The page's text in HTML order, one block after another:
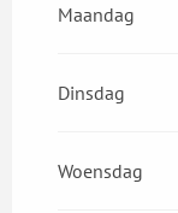
Maandag
Dinsdag
Woensdag